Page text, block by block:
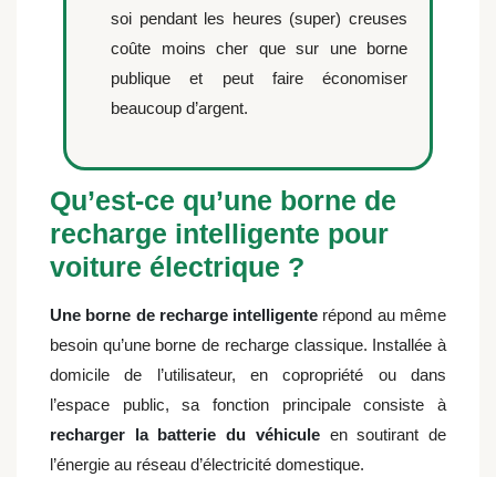
soi pendant les heures (super) creuses
coûte moins cher que sur une borne
publique et peut faire économiser
beaucoup d’argent.
Qu’est-ce qu’une borne de
recharge intelligente pour
voiture électrique ?
Une borne de recharge intelligente répond au même
besoin qu’une borne de recharge classique. Installée à
domicile de l’utilisateur, en copropriété ou dans
l’espace public, sa fonction principale consiste à
recharger la batterie du véhicule en soutirant de
l’énergie au réseau d’électricité domestique.